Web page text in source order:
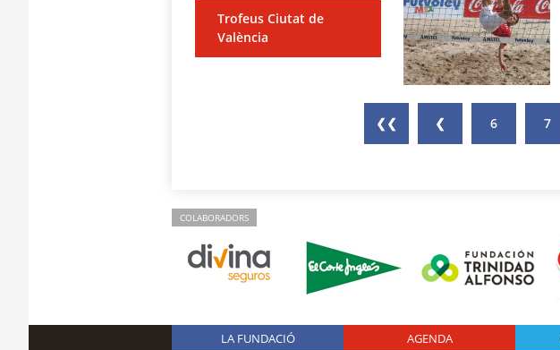
Trofeus Ciutat de
València
❮❮ ❮ 6 7
COLABORADORS
Logo Fundación
LA FUNDACIÓ AGENDA